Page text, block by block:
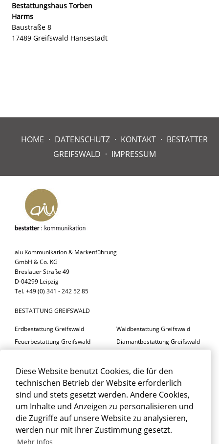
Diese Website benutzt Cookies, die für den
technischen Betrieb der Website erforderlich
sind und stets gesetzt werden. Andere Cookies,
um Inhalte und Anzeigen zu personalisieren und
die Zugriffe auf unsere Website zu analysieren,
werden nur mit Ihrer Zustimmung gesetzt.
Mehr Infos
Bestattungshaus Torben
Harms
Baustraße 8
17489 Greifswald Hansestadt
HOME DATENSCHUTZ KONTAKT
BESTATTER
GREIFSWALD
IMPRESSUM
aiu Kommunikation & Markenführung
GmbH & Co. KG
Breslauer Straße 49
D-04299 Leipzig
Tel. +49 (0) 341 - 242 52 85
BESTATTUNG GREIFSWALD
Erdbestattung Greifswald
Feuerbestattung Greifswald
Waldbestattung Greifswald
Diamantbestattung Greifswald
BESTATTER GREIFSWALD
Trauerfeier Greifswald
Trauerbegleitung Greifswald
Beisetzung Greifswald
Trauerfloristik Greifswald
Trauerhalle Greifswald
TRAUERFALL GREIFSWALD